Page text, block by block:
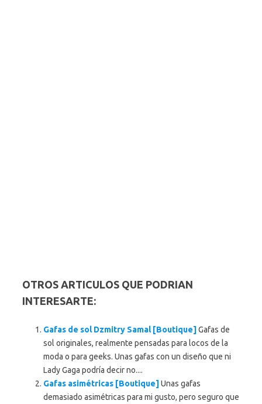
OTROS ARTICULOS QUE PODRIAN
INTERESARTE:
Gafas de sol Dzmitry Samal [Boutique]Gafas de
sol originales, realmente pensadas para locos de la
moda o para geeks. Unas gafas con un diseño que ni
Lady Gaga podría decir no....
Gafas asimétricas [Boutique]Unas gafas
demasiado asimétricas para mi gusto, pero seguro que